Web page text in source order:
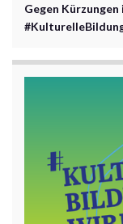
Gegen